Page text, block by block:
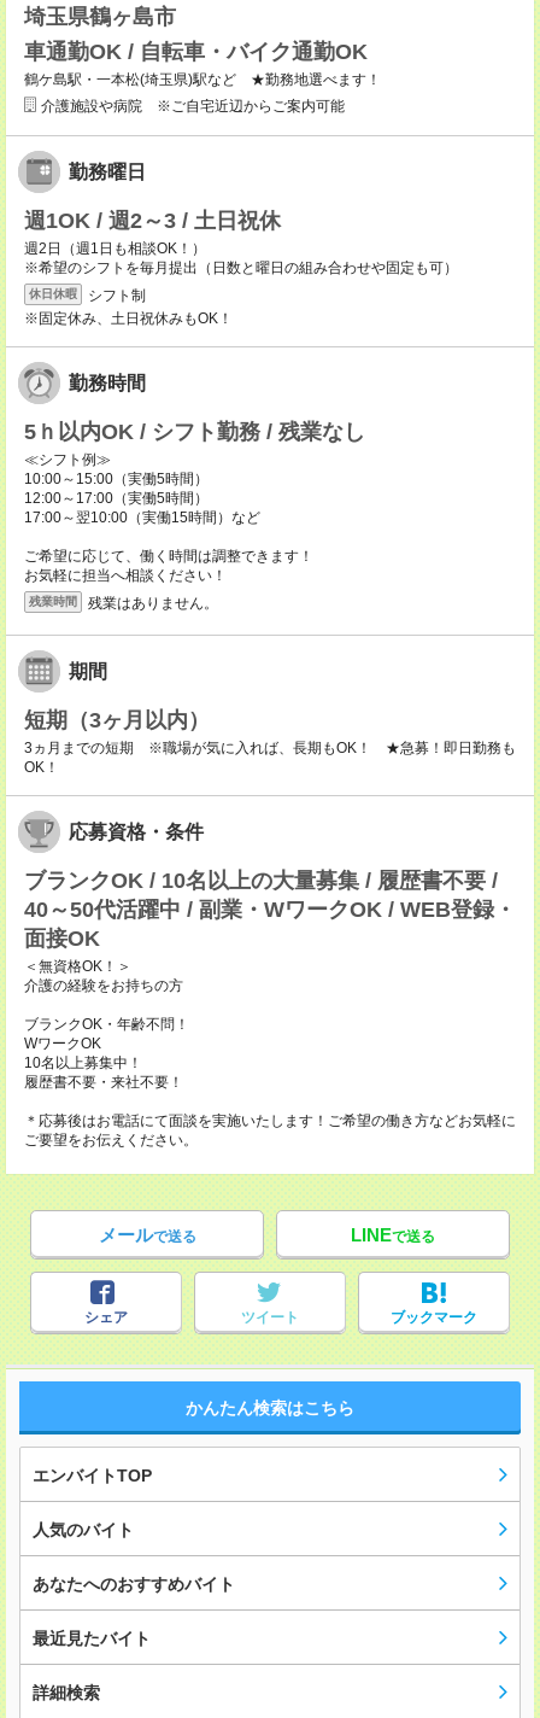
埼玉県鶴ヶ島市
車通勤OK / 自転車・バイク通勤OK
鶴ケ島駅・一本松(埼玉県)駅など ★勤務地選べます！
介護施設や病院 ※ご自宅近辺からご案内可能
勤務曜日
週1OK / 週2～3 / 土日祝休
週2日（週1日も相談OK！）
※希望のシフトを毎月提出（日数と曜日の組み合わせや固定も可）
休日休暇
シフト制
※固定休み、土日祝休みもOK！
勤務時間
5ｈ以内OK / シフト勤務 / 残業なし
≪シフト例≫
10:00～15:00（実働5時間）
12:00～17:00（実働5時間）
17:00～翌10:00（実働15時間）など
ご希望に応じて、働く時間は調整できます！
お気軽に担当へ相談ください！
残業時間 残業はありません。
期間
短期（3ヶ月以内）
3ヵ月までの短期 ※職場が気に入れば、長期もOK！ ★急募！即日勤務も
OK！
応募資格・条件
ブランクOK / 10名以上の大量募集 / 履歴書不要 /
40～50代活躍中 / 副業・WワークOK / WEB登録・
面接OK
＜無資格OK！＞
介護の経験をお持ちの方
ブランクOK・年齢不問！
WワークOK
10名以上募集中！
履歴書不要・来社不要！
＊応募後はお電話にて面談を実施いたします！ご希望の働き方などお気軽に
ご要望をお伝えください。
メールで送る LINEで送る
シェア ツイート ブックマーク
かんたん検索はこちら
エンバイトTOP
人気のバイト
あなたへのおすすめバイト
最近見たバイト
詳細検索